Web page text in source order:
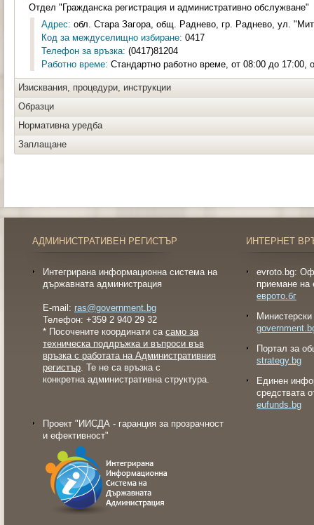
Отдел "Гражданска регистрация и административно обслужване"
Адрес: обл. Стара Загора, общ. Раднево, гр. Раднево, ул.
Код за междуселищно избиране: 0417
Телефон за връзка: (0417)81204
Работно време: Стандартно работно време, от 08:00 до 17:00,
Изисквания, процедури, инструкции
Образци
Нормативна уредба
Заплащане
АДМИНИСТРАТИВЕН РЕГИСТЪР
Интегрирана информационна система на
държавната администрация
E-mail: ras@government.bg
Телефон: +359 2 940 29 32
* Посочените координати са само за
техническа поддръжка и въпроси във
връзка с работата на Административния
регистър. Те не са връзка с
конкретна административна структура.
Проект "ИИСДА - гаранция за прозрачност
и ефективност"
ИНТЕРНЕТ
evroto.bg:
приемане на
еврото.бг
Портал за
strategy.bg
Eдинен
средствата
eufunds.bg